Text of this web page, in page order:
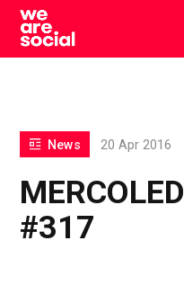
Skip
content
#317
News 20 Apr 2016